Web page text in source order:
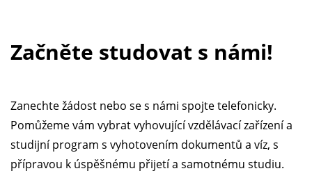
Začněte studovat s námi!
Zanechte žádost nebo se s námi spojte telefonicky.
Pomůžeme vám vybrat vyhovující vzdělávací zařízení a
studijní program s vyhotovením dokumentů a víz, s
přípravou k úspěšnému přijetí a samotnému studiu.